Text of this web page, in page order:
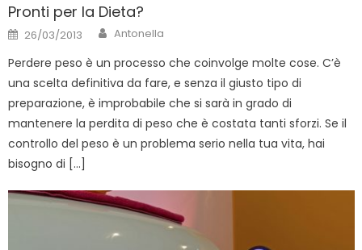
Pronti per la Dieta?
Posted
on
26/03/2013 Author
Antonella
Perdere peso è un processo che coinvolge molte cose. C’è
una scelta definitiva da fare, e senza il giusto tipo di
preparazione, è improbabile che si sarà in grado di
mantenere la perdita di peso che è costata tanti sforzi. Se il
controllo del peso è un problema serio nella tua vita, hai
bisogno di […]